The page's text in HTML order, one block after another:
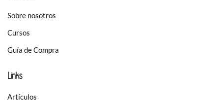
Sobre nosotros
Cursos
Guía de Compra
Links
Artículos